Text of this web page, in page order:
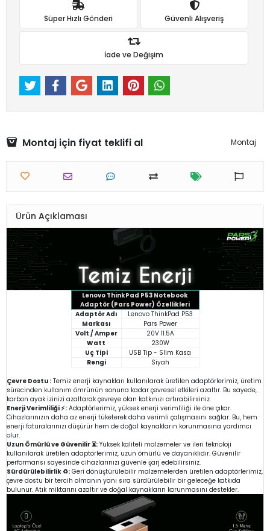
Süper Hızlı Gönderi Güvenli Alışveriş
İade ve Değişim
Montaj için fiyat teklifi al Montaj
Ürün Açıklaması
Lenovo ThinkPad P53 Notebook
Adaptör (Pars Power) Özellikleri
Adaptör Adı
Lenovo ThinkPad P53
Markası
Pars Power
Volt / Amper
20V 11.5A
Watt
230W
Uç Tipi
USB Tip - Slim Kasa
Rengi
Siyah
Çevre Dostu : Temiz enerji kaynakları kullanılarak üretilen adaptörlerimiz, üretim
sürecinden kullanım ömrünün sonuna kadar çevresel etkileri azaltır. Bu sayede,
karbon ayak izinizi azaltarak çevreye olan katkınızı artırabilirsiniz.
Enerji Verimliliği ⚡: Adaptörlerimiz, yüksek enerji verimliliği ile öne çıkar.
Cihazlarınızın daha az enerji tüketerek daha verimli çalışmasını sağlar. Bu, hem
enerji faturalarınızı düşürür hem de doğal kaynakların korunmasına yardımcı
olur.
Uzun Ömürlü ve Güvenilir ⏳: Yüksek kaliteli malzemeler ve ileri teknoloji
kullanılarak üretilen adaptörlerimiz, uzun ömürlü ve dayanıklıdır. Güvenilir
performansı sayesinde cihazlarınızı güvenle şarj edebilirsiniz.
Sürdürülebilirlik ♻️: Geri dönüştürülebilir malzemelerden üretilen adaptörlerimiz,
çevre dostu bir tercih olmanın yanı sıra sürdürülebilir bir geleceğe katkıda
bulunur. Atık miktarını azaltır ve doğal kaynakların korunmasını destekler.